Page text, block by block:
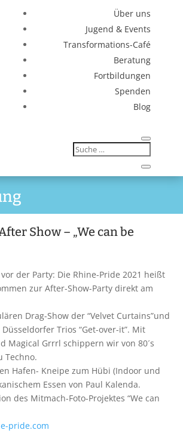
Über uns
Jugend & Events
Transformations-Café
Beratung
Fortbildungen
Spenden
Blog
Show – „We can be
der Party: Die Rhine-Pride 2021 heißt
zur After-Show-Party direkt am
Drag-Show der “Velvet Curtains”und
Düsseldorfer Trios “Get-over-it”. Mit
Magical Grrrl schippern wir von 80´s
Techno.
Hafen- Kneipe zum Hübi (Indoor und
Essen von Paul Kalenda.
des Mitmach-Foto-Projektes “We can
pride.com